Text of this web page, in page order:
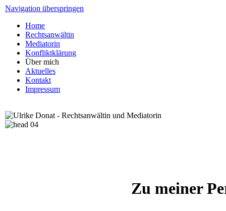
Navigation überspringen
Home
Rechtsanwältin
Mediatorin
Konfliktklärung
Über mich
Aktuelles
Kontakt
Impressum
Zu meiner